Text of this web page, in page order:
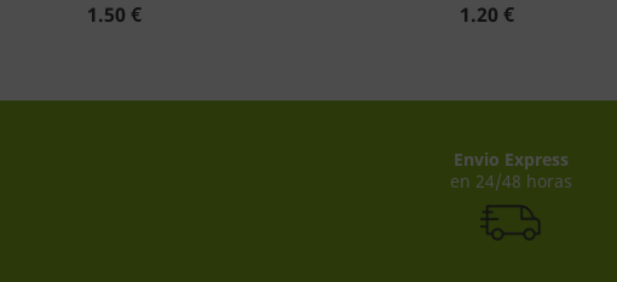
1.50 €
1.20 €
Envio Express
en 24/48 horas